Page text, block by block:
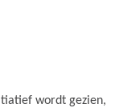
wordt gezien,